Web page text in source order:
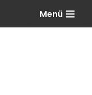
Menü